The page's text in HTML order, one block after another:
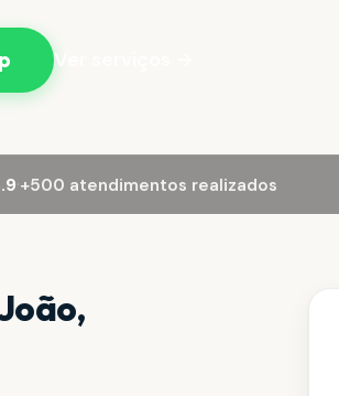
Ver serviços →
·+500 atendimentos realizados